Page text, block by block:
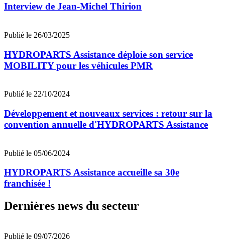
Interview de Jean-Michel Thirion
Publié le 26/03/2025
HYDROPARTS Assistance déploie son service
MOBILITY pour les véhicules PMR
Publié le 22/10/2024
Développement et nouveaux services : retour sur la
convention annuelle d'HYDROPARTS Assistance
Publié le 05/06/2024
HYDROPARTS Assistance accueille sa 30e
franchisée !
Dernières news du secteur
Publié le 09/07/2026